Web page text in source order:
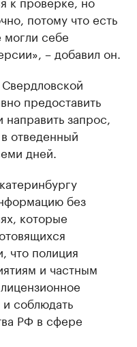
потому что есть
себе
– добавил он.
предоставить
запрос,
отведенный
дней.
без
которые
что полиция
и частным
соблюдать
РФ в сфере